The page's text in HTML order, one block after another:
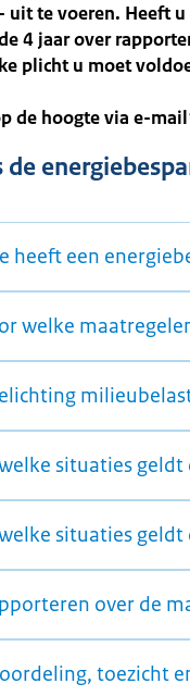
uit te voeren. Heeft
4 jaar over
plicht u moet
de hoogte via e-mail
de
heeft een
welke
situaties
situaties
over de
toezicht